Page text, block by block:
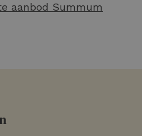
aanbod Summum